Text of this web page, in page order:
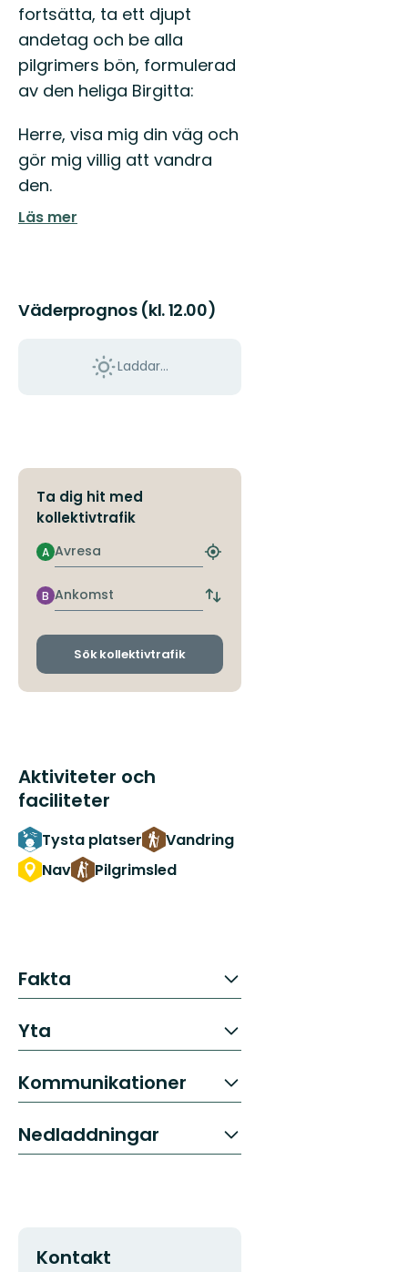
fortsätta, ta ett djupt
andetag och be alla
pilgrimers bön, formulerad
av den heliga Birgitta:
Herre, visa mig din väg och
gör mig villig att vandra
den.
Läs mer
Väderprognos (kl. 12.00)
Laddar...
Ta dig hit med
kollektivtrafik
Avresa
A
Hitta
hållplats
Ankomst
B
Byt
och
Sök kollektivtrafik
Aktiviteter och
faciliteter
Tysta platser
Vandring
Nav
Pilgrimsled
Fakta
Yta
Kommunikationer
Nedladdningar
Kontakt